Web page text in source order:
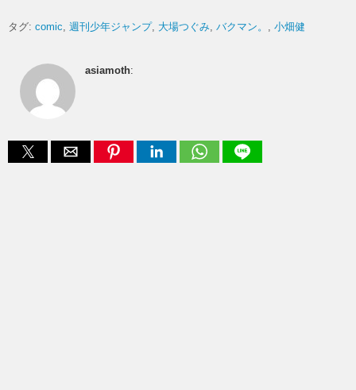
タグ: comic 週刊少年ジャンプ 大場つぐみ バクマン。 小畑健
asiamoth: